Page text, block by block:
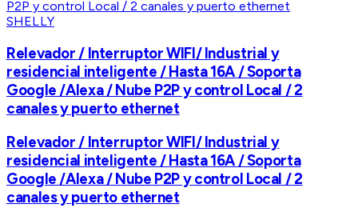
SHELLY
Relevador / Interruptor WIFI/ Industrial y
residencial inteligente / Hasta 16A / Soporta
Google /Alexa / Nube P2P y control Local / 2
canales y puerto ethernet
Relevador / Interruptor WIFI/ Industrial y
residencial inteligente / Hasta 16A / Soporta
Google /Alexa / Nube P2P y control Local / 2
canales y puerto ethernet